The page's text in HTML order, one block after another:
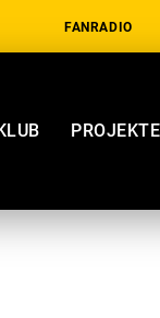
FANRADIO
PROJEKTE